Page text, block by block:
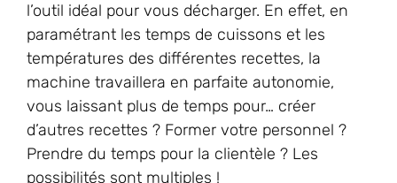
l’outil idéal pour vous décharger. En effet, en
paramétrant les temps de cuissons et les
températures des différentes recettes, la
machine travaillera en parfaite autonomie,
vous laissant plus de temps pour… créer
d’autres recettes ? Former votre personnel ?
Prendre du temps pour la clientèle ? Les
possibilités sont multiples !